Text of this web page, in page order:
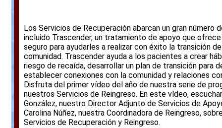
Los Servicios de Recuperación abarcan un gran número
incluido Trascender, un tratamiento de apoyo que
seguro para ayudarles a realizar con éxito la transición
comunidad. Trascender ayuda a los pacientes a crear
riesgo de recaída, desarrollar un plan de transición para
establecer conexiones con la comunidad y relaciones
Disfruta del primer vídeo del año de nuestra serie de
nuestros Servicios de Reingreso. En este vídeo,
González, nuestro Director Adjunto de Servicios de
Carolina Núñez, nuestra Coordinadora de Reingreso,
Servicios de Recuperación y Reingreso.